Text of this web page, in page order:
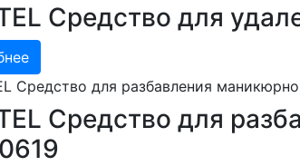
Средство для
Средство для